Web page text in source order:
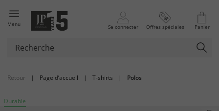
Menu Se connecter Offres spéciales Panier
Retour | Page d’accueil | T-shirts | Polos
Durable